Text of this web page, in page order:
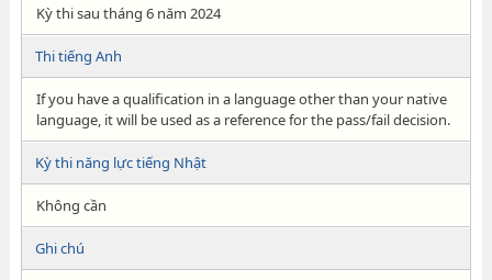
Kỳ thi sau tháng 6 năm 2024
Thi tiếng Anh
If you have a qualification in a language other than your native
language, it will be used as a reference for the pass/fail decision.
Kỳ thi năng lực tiếng Nhật
Không cần
Ghi chú